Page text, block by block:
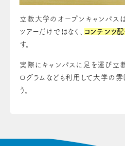
立教大学のオープンキャンパス
ツアーだけではなく、
コンテンツ
す。
実際にキャンパスに足を運び立
ログラムなども利用して大学の雰
う。